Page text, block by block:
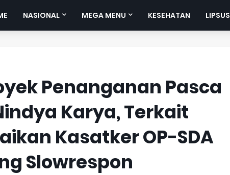
NASIONAL MEGA MENU KESEHATAN LIPSUS
Penanganan Pasca
Karya, Terkait
Kasatker OP-SDA
Slowrespon